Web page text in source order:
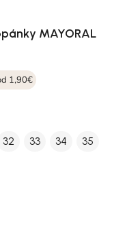
MAYORAL
1,90€
32 33 34
35